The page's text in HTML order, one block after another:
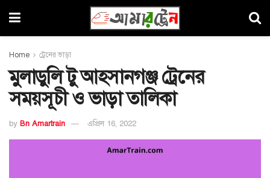
Home ট্রেনের ভাড়া
মুলাডুলি টু আহসানগঞ্জ ট্রেনের
সময়সূচী ও ভাড়া তালিকা
by Bn Amartrain এপ্রিল 16, 2022